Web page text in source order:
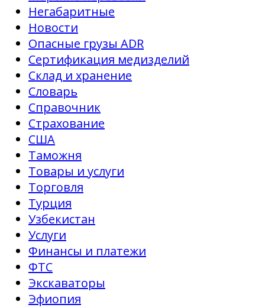
Негабаритные
Новости
Опасные грузы ADR
Сертификация медизделий
Склад и хранение
Словарь
Справочник
Страхование
США
Таможня
Товары и услуги
Торговля
Турция
Узбекистан
Услуги
Финансы и платежи
ФТС
Экскаваторы
Эфиопия